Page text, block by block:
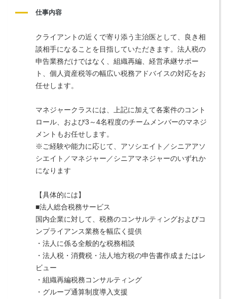
仕事内容
クライアントの近くで寄り添う主治医として、良き相
談相手になることを目指していただきます。法人税の
申告業務だけではなく、組織再編、経営承継サポー
ト、個人資産税等の幅広い税務アドバイスの対応をお
任せします。
マネジャークラスには、上記に加えて各案件のコント
ロール、および3～4名程度のチームメンバーのマネジ
メントもお任せします。
※ご経験や能力に応じて、アソシエイト／シニアアソ
シエイト／マネジャー／シニアマネジャーのいずれか
になります
【具体的には】
■法人総合税務サービス
国内企業に対して、税務のコンサルティングおよびコ
ンプライアンス業務を幅広く提供
・法人に係る全般的な税務相談
・法人税・消費税・法人地方税の申告書作成またはレ
ビュー
・組織再編税務コンサルティング
・グループ通算制度導入支援